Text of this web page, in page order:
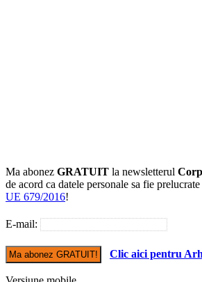
Ma abonez GRATUIT la newsletterul
de acord ca datele personale sa fie
UE 679/2016!
E-mail:
Clic aici pentru